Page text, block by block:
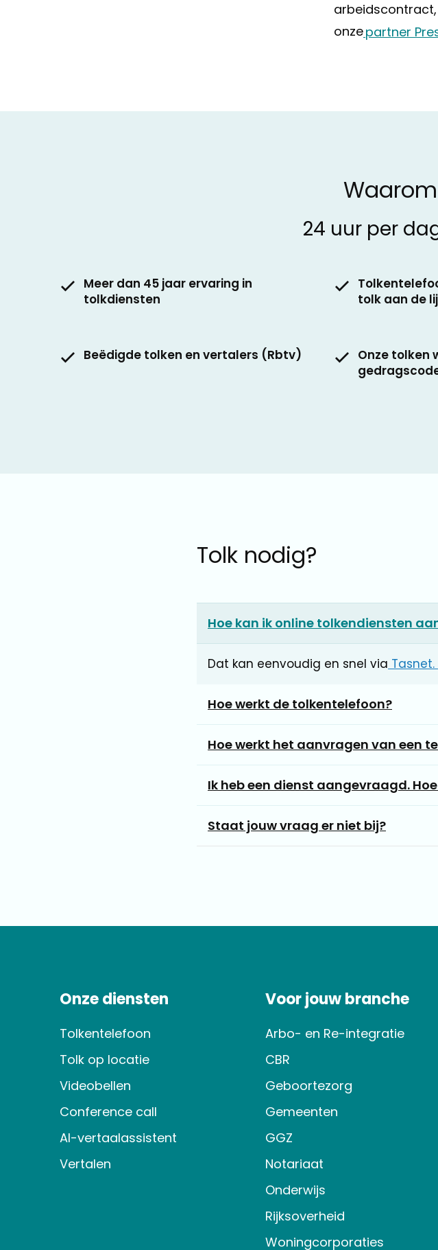
onzepartner
24 uur per
Meer dan 45 jaar ervaring in
tolkdiensten
tolk aan de
Beëdigde tolken en vertalers (Rbtv)
Onze tolken
Tolk nodig?
Hoe kan ik online tolkendiensten
Dat kan eenvoudig en snel via Tasnet.
Hoe werkt de tolkentelefoon?
Hoe werkt het aanvragen van een
Ik heb een dienst aangevraagd.
Staat jouw vraag er niet bij?
Onze diensten
Tolkentelefoon
Tolk op locatie
Videobellen
Conference call
AI-vertaalassistent
Vertalen
Voor jouw branche
Arbo- en Re-integratie
CBR
Geboortezorg
Gemeenten
GGZ
Notariaat
Onderwijs
Rijksoverheid
Woningcorporaties